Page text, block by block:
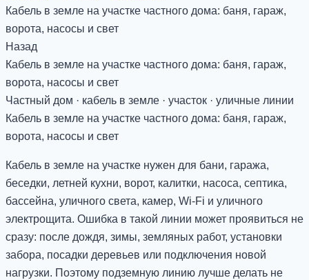
Кабель в земле на участке частного дома: баня, гараж,
ворота, насосы и свет
Назад
Кабель в земле на участке частного дома: баня, гараж,
ворота, насосы и свет
Частный дом · кабель в земле · участок · уличные линии
Кабель в земле на участке частного дома: баня, гараж,
ворота, насосы и свет
Кабель в земле на участке нужен для бани, гаража,
беседки, летней кухни, ворот, калитки, насоса, септика,
бассейна, уличного света, камер, Wi-Fi и уличного
электрощита. Ошибка в такой линии может проявиться не
сразу: после дождя, зимы, земляных работ, установки
забора, посадки деревьев или подключения новой
нагрузки. Поэтому подземную линию лучше делать не